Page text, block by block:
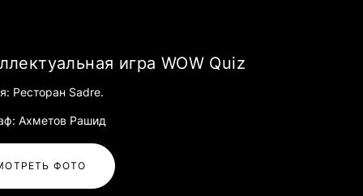
игра WOW Quiz
Ресторан Sadre.
Ахметов Рашид
ФОТО